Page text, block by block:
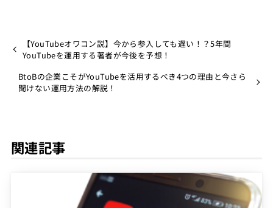
【YouTubeオワコン説】今から参入しても遅い！？5年間
YouTubeを運用する著者が今後を予想！
BtoBの企業こそがYouTubeを活用するべき4つの理由と今さら
聞けない運用方法の解説！
関連記事